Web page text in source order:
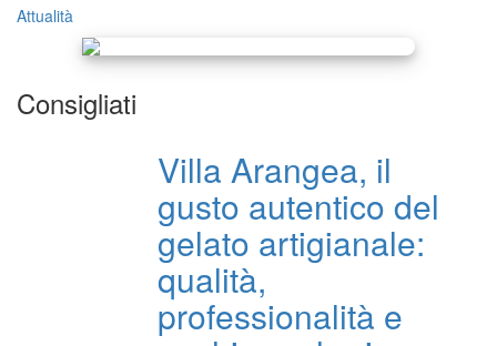
Attualità
Consigliati
Villa Arangea, il
gusto autentico del
gelato artigianale:
qualità,
professionalità e